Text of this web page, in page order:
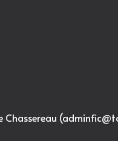
Chassereau (